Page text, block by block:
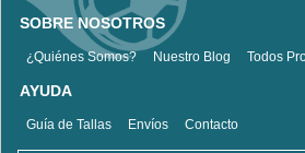
SOBRE NOSOTROS
¿Quiénes Somos? Nuestro Blog Todos
AYUDA
Guía de Tallas Envíos Contacto